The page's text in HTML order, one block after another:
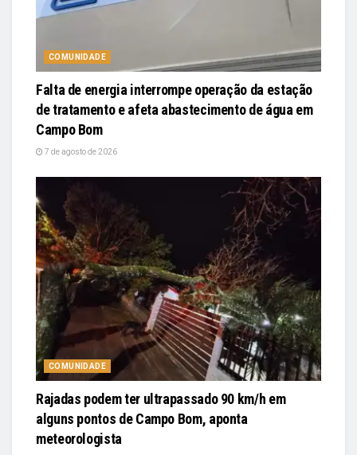
COMUNIDADE
Falta de energia interrompe operação da estação
de tratamento e afeta abastecimento de água em
Campo Bom
7 de agosto de 2026
COMUNIDADE
Rajadas podem ter ultrapassado 90 km/h em
alguns pontos de Campo Bom, aponta
meteorologista